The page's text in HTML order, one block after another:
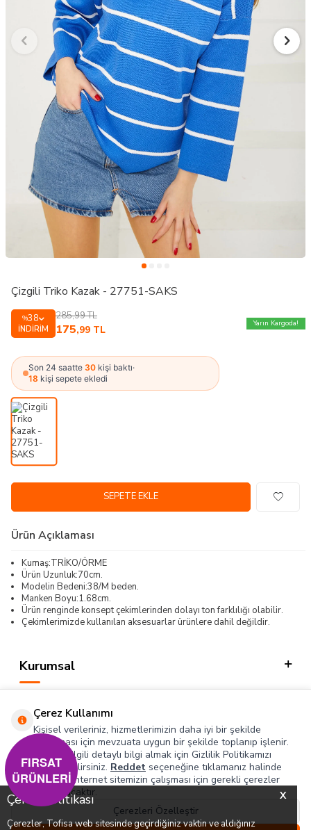
X
Çerez Politikası
Çerezler, Tofisa web sitesinde geçirdiğiniz vaktin ve aldığınız
0
Çizgili Triko Kazak - 27751-SAKS
%38
İNDIRIM
285,99TL
175,99 TL
Yarın Kargoda!
Son 24 saatte 30 kişi baktı·
18 kişi sepete ekledi
SEPETE EKLE
Ürün Açıklaması
Kumaş:TRİKO/ÖRME
Ürün Uzunluk:70cm.
Modelin Bedeni:38/M beden.
Manken Boyu:1.68cm.
Ürün renginde konsept çekimlerinden dolayı ton farklılığı olabilir.
Çekimlerimizde kullanılan aksesuarlar ürünlere dahil değildir.
Kurumsal
Hızlı Erişim
Sosyal
Adres & İletişim
Çerez Kullanımı
Kişisel verileriniz, hizmetlerimizin daha iyi bir şekilde
sunulması için mevzuata uygun bir şekilde toplanıp işlenir.
Konuyla ilgili detaylı bilgi almak için Gizlilik Politikamızı
inceleyebilirsiniz. Reddet seçeneğine tıklamanız halinde
yalnızca internet sitemizin çalışması için gerekli çerezler
kullanılacaktır.
Çerezleri Özelleştir
FIRSAT
ÜRÜNLERİ